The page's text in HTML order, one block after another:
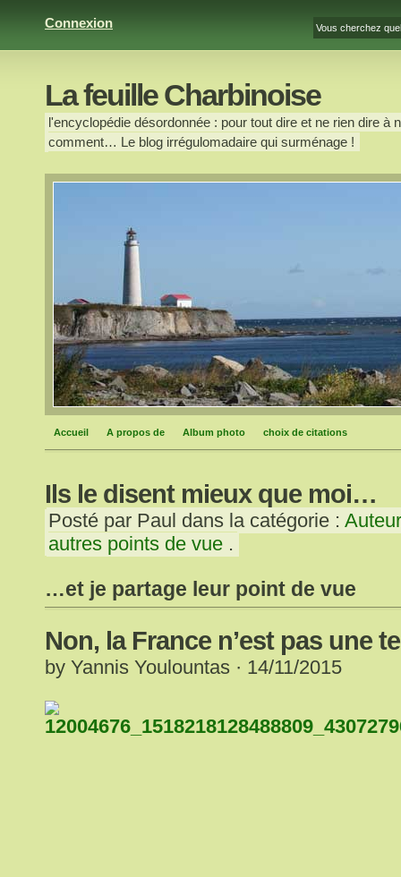
Connexion
La feuille Charbinoise
l'encyclopédie désordonnée : pour tout dire et ne rien dire
comment… Le blog irrégulomadaire qui surménage !
Accueil A propos de Album photo choix de citations
Ils le disent mieux que moi…
Posté par Paul dans la catégorie :
autres points de vue .
…et je partage leur point de vue
Non, la France n’est pas une
by Yannis Youlountas · 14/11/2015